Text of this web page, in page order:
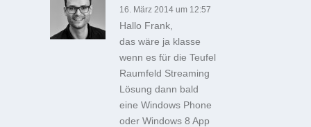
16. März 2014 um 12:57
Hallo Frank,
das wäre ja klasse
wenn es für die Teufel
Raumfeld Streaming
Lösung dann bald
eine Windows Phone
oder Windows 8 App